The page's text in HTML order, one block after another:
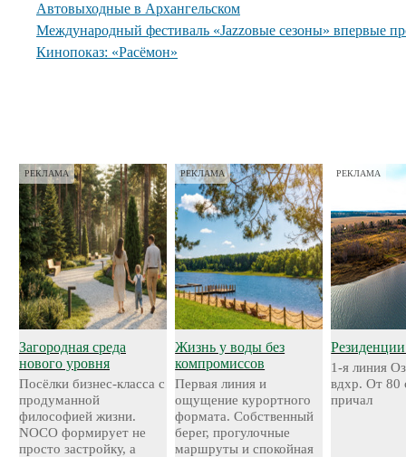
Автовыходные в Архангельском
Международный фестиваль «Jazzовые сезоны» впервые
Кинопоказ: «Расёмон»
РЕКЛАМА
Загородная среда
нового уровня
Посёлки бизнес-класса с
продуманной
философией жизни.
NOCO формирует не
просто застройку, а
РЕКЛАМА
Жизнь у воды без
компромиссов
Первая линия и
ощущение курортного
формата. Собственный
берег, прогулочные
маршруты и спокойная
РЕКЛАМА
1-я линия
вдхр. От 80
причал